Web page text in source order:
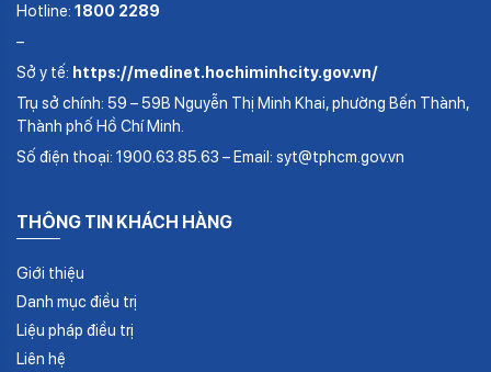
Hotline: 1800 2289
–
Sở y tế: https://medinet.hochiminhcity.gov.vn/
Trụ sở chính: 59 – 59B Nguyễn Thị Minh Khai, phường Bến Thành,
Thành phố Hồ Chí Minh.
Số điện thoại: 1900.63.85.63 – Email: syt@tphcm.gov.vn
THÔNG TIN KHÁCH HÀNG
Giới thiệu
Danh mục điều trị
Liệu pháp điều trị
Liên hệ